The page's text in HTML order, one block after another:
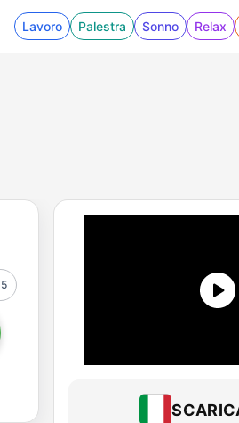
Lavoro Palestra Sonno Relax
5